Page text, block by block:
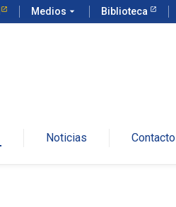
Medios arrow_drop_down Biblioteca
Noticias Contacto